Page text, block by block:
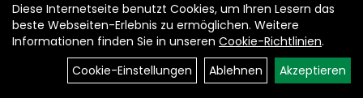
Diese Internetseite benutzt Cookies, um Ihren Lesern das
beste Webseiten-Erlebnis zu ermöglichen. Weitere
Informationen finden Sie in unseren Cookie-Richtlinien.
Cookie-Einstellungen
Ablehnen Akzeptieren
Auftrag widerrufen